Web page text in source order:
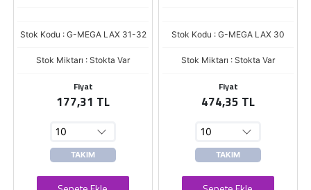
Stok Kodu : G-MEGA LAX 31-32
Stok Miktarı : Stokta Var
Fiyat
177,31 TL
TAKIM
Stok Kodu : G-MEGA LAX 30
Stok Miktarı : Stokta Var
Fiyat
474,35 TL
TAKIM